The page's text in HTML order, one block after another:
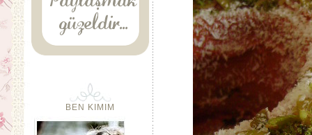
BEN KIMIM